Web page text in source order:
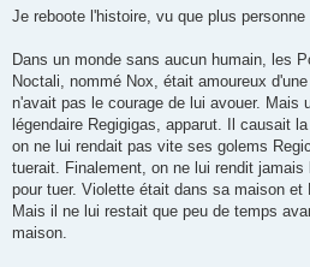
s
g
Je reboote l'histoire, vu que plus personne
Dans un monde sans aucun humain, les
Noctali, nommé Nox, était amoureux
n'avait pas le courage de lui avouer. Mais
légendaire Regigigas, apparut. Il causait
on ne lui rendait pas vite ses golems
tuerait. Finalement, on ne lui rendit
pour tuer. Violette était dans sa maison et
Mais il ne lui restait que peu de temps
maison.